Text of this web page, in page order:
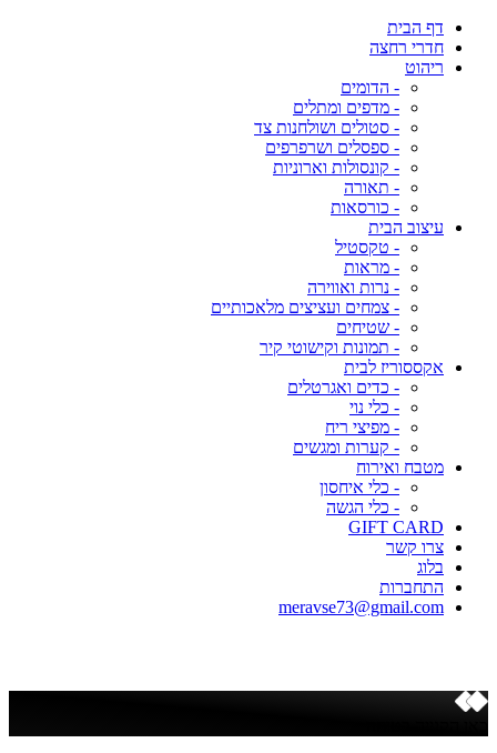
דף הבית
חדרי רחצה
ריהוט
- הדומים
- מדפים ומתלים
- סטולים ושולחנות צד
- ספסלים ושרפרפים
- קונסולות וארוניות
- תאורה
- כורסאות
עיצוב הבית
- טקסטיל
- מראות
- נרות ואווירה
- צמחים ועציצים מלאכותיים
- שטיחים
- תמונות וקישוטי קיר
אקססוריז לבית
- כדים ואגרטלים
- כלי נוי
- מפיצי ריח
- קערות ומגשים
מטבח ואירוח
- כלי איחסון
- כלי הגשה
GIFT CARD
צרו קשר
בלוג
התחברות
meravse73@gmail.com